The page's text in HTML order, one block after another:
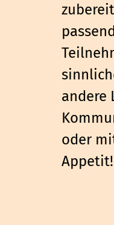
andere
oder
Appetit!